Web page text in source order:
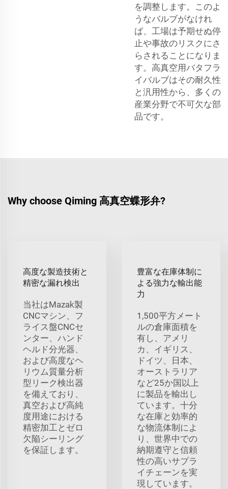
を調整します。このよ
うなバルブがなけれ
ば、工場は予期せぬ停
止や事故のリスクにさ
らされることになりま
す。高真空用バタフラ
イバルブはその耐久性
と汎用性から、多くの
産業分野で不可欠な部
品です。
Why choose Qiming 高真空蝶形弁?
高度な製造技術と
精密な漏れ検出
当社はMazak製
CNCマシン、フ
ライス盤CNCセ
ンター、ハンド
ヘルド分光器、
および高度なヘ
リウム質量分析
型リーク検出器
を備えており、
真空および高純
度用途における
精密加工とゼロ
欠陥シーリング
を保証します。
豊富な在庫体制に
よる強力な輸出能
力
1,500平方メート
ルの倉庫面積を
有し、アメリ
カ、イギリス、
ドイツ、日本、
オーストラリア
など25か国以上
に製品を輸出し
ています。十分
な在庫と効率的
な物流体制によ
り、世界中での
納期遵守と信頼
性の高いサプラ
イチェーンを実
現しています。